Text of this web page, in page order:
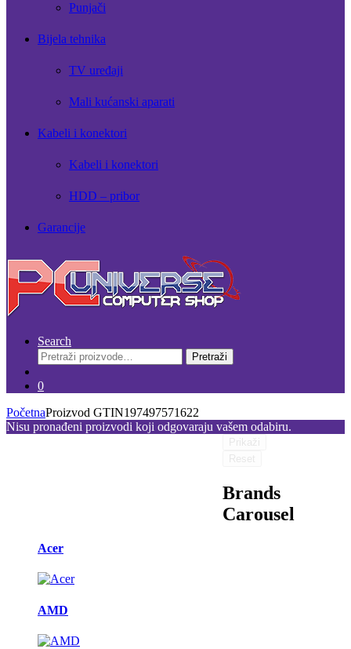
Punjači
Bijela tehnika
TV uređaji
Mali kućanski aparati
Kabeli i konektori
Kabeli i konektori
HDD – pribor
Garancije
Search
Pretraži:
Pretraži
0
PočetnaProizvod GTIN197497571622
Nisu pronađeni proizvodi koji odgovaraju vašem odabiru.
Brands
Carousel
Acer
AMD